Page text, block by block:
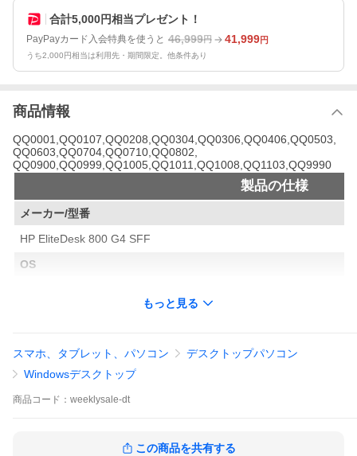
合計5,000円相当プレゼント！
PayPayカード入会特典を使うと 46,999円 41,999円
うち2,000円相当は利用先・期間限定。他条件あり
商品情報
QQ0001,QQ0107,QQ0208,QQ0304,QQ0306,QQ0406,QQ0503,
QQ0603,QQ0704,QQ0710,QQ0802,
QQ0900,QQ0999,QQ1005,QQ1011,QQ1008,QQ1103,QQ9990
製品の仕様
メーカー/型番
HP EliteDesk 800 G4 SFF
OS
16 GB
512 GB SSDNVMe最新規格NVMeを搭載！速さと保存力を両立
もっと見る
スマホ、タブレット、パソコン
デスクトップパソコン
Windowsデスクトップ
商品 コード： weeklysale-dt
この商品を共有する